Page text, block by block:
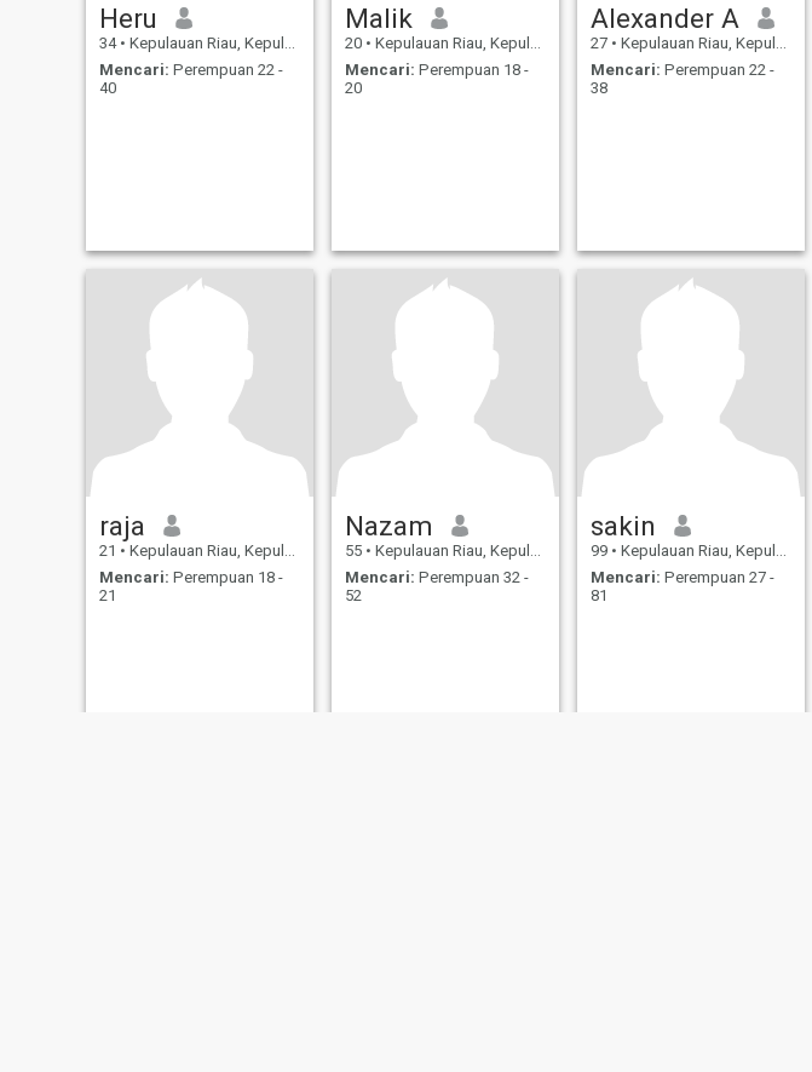
Heru
34 • Kepulauan Riau, Kepulauan Riau, Indonesia
Mencari: Perempuan 22 -
40
Malik
20 • Kepulauan Riau, Kepulauan Riau, Indonesia
Mencari: Perempuan 18 -
20
Alexander A
27 • Kepulauan Riau, Kepulauan Riau, Indonesia
Mencari: Perempuan 22 -
38
raja
21 • Kepulauan Riau, Kepulauan Riau, Indonesia
Mencari: Perempuan 18 -
21
Nazam
55 • Kepulauan Riau, Kepulauan Riau, Indonesia
Mencari: Perempuan 32 -
52
sakin
99 • Kepulauan Riau, Kepulauan Riau, Indonesia
Mencari: Perempuan 27 -
81